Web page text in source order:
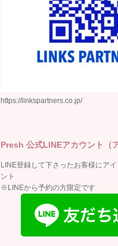
https://linkspartners.co.jp/
Presh 公式LINEアカウント（
LINE登録して下さったお客様にア
ント
※LINEから予約の方限定です